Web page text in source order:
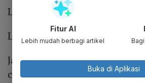
Luas = 4 x 5
Luas = 20
Jadi, luas persegi panjang
cm.
Fitur AI
Lebih mudah berbagi artikel
Buka di Aplikasi